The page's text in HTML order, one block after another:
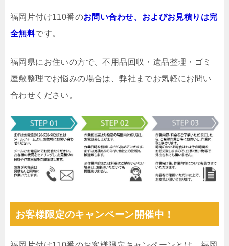
福岡片付け110番のお問い合わせ、およびお見積りは完
全無料です。
福岡県にお住いの方で、不用品回収・遺品整理・ゴミ
屋敷整理でお悩みの場合は、弊社までお気軽にお問い
合わせください。
お客様限定のキャンペーン開催中！